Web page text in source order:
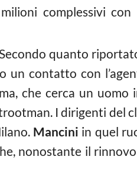
complessivi con
quanto
un contatto con
che cerca un
I dirigenti del
Mancini in quel
nonostante il